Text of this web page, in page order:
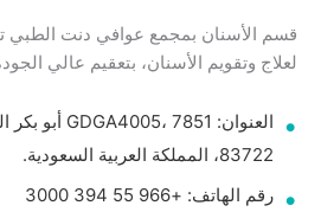
قسم الأسنان بمجمع عوافي دنت الطبي
لعلاج وتقويم الأسنان، بتعقيم عالي
83722، المملكة العربية السعودية.
رقم الهاتف: +966 55 394 3000